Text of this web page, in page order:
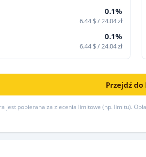
0.1%
6.44 $ / 24.04 zł
0.1%
6.44 $ / 24.04 zł
Przejdź do
jest pobierana za zlecenia limitowe (np. limitu).